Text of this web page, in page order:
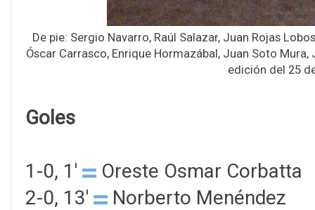
De pie: Sergio Navarro, Raúl Salazar, Juan Rojas
Óscar Carrasco, Enrique Hormazábal, Juan Soto
edición del 25
Goles
1-0, 1'
Oreste Osmar Corbatta
2-0, 13'
Norberto Menéndez